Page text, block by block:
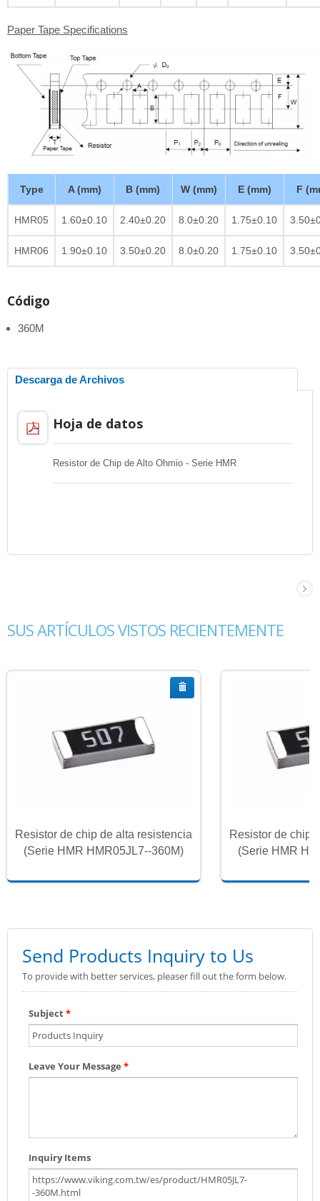
Paper Tape Specifications
Type A (mm) B (mm) W (mm) E (mm) F
HMR05 1.60±0.10 2.40±0.20 8.0±0.20 1.75±0.10
HMR06 1.90±0.10 3.50±0.20 8.0±0.20 1.75±0.10
Código
360M
Descarga de Archivos
Hoja de datos
Resistor de Chip de Alto Ohmio - Serie HMR
SUS ARTÍCULOS VISTOS RECIENTEMENTE
Resistor de chip de alta resistencia
(Serie HMR HMR05JL7--360M)
Resistor de chip
(Serie HMR